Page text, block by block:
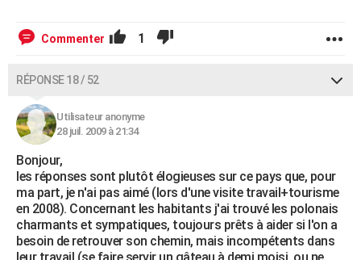
Commenter 1
RÉPONSE 18 / 52
Utilisateur anonyme
28 juil. 2009 à 21:34
Bonjour,
les réponses sont plutôt élogieuses sur ce pays que, pour
ma part, je n'ai pas aimé (lors d'une visite travail+tourisme
en 2008). Concernant les habitants j'ai trouvé les polonais
charmants et sympatiques, toujours prêts à aider si l'on a
besoin de retrouver son chemin, mais incompétents dans
leur travail (se faire servir un gâteau à demi moisi, ou ne